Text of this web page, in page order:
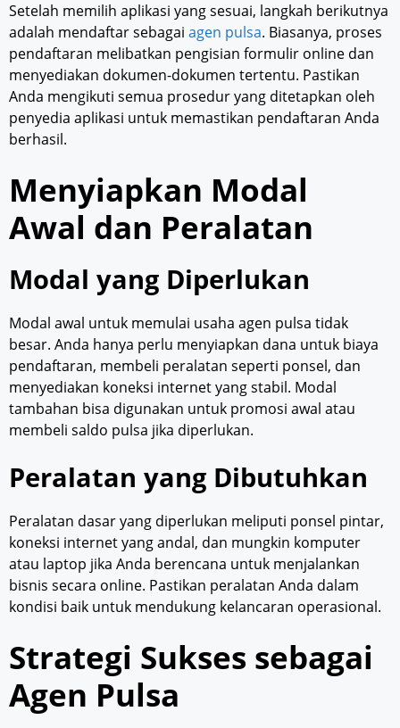
Setelah memilih aplikasi yang sesuai, langkah berikutnya
adalah mendaftar sebagai agen pulsa. Biasanya, proses
pendaftaran melibatkan pengisian formulir online dan
menyediakan dokumen-dokumen tertentu. Pastikan
Anda mengikuti semua prosedur yang ditetapkan oleh
penyedia aplikasi untuk memastikan pendaftaran Anda
berhasil.
Menyiapkan Modal
Awal dan Peralatan
Modal yang Diperlukan
Modal awal untuk memulai usaha agen pulsa tidak
besar. Anda hanya perlu menyiapkan dana untuk biaya
pendaftaran, membeli peralatan seperti ponsel, dan
menyediakan koneksi internet yang stabil. Modal
tambahan bisa digunakan untuk promosi awal atau
membeli saldo pulsa jika diperlukan.
Peralatan yang Dibutuhkan
Peralatan dasar yang diperlukan meliputi ponsel pintar,
koneksi internet yang andal, dan mungkin komputer
atau laptop jika Anda berencana untuk menjalankan
bisnis secara online. Pastikan peralatan Anda dalam
kondisi baik untuk mendukung kelancaran operasional.
Strategi Sukses sebagai
Agen Pulsa